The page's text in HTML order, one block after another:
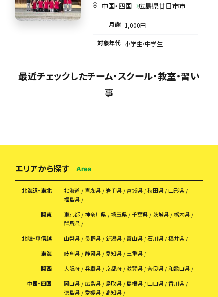
中国・四国 広島県廿日市市
月謝 1,000円
対象年代 小学生・中学生
最近チェックしたチーム・スクール・教室・習い
事
エリアから探す Area
北海道・東北 北海道 青森県 岩手県 宮城県 秋田県
山形県
福島県
関東
東京都 神奈川県 埼玉県 千葉県 茨城県
栃木県
群馬県
北陸・甲信越
山梨県 長野県 新潟県 富山県 石川県
福井県
東海
岐阜県 静岡県 愛知県
三重県
関西
大阪府 兵庫県 京都府 滋賀県 奈良県
和歌山県
中国・四国
岡山県 広島県 鳥取県 島根県 山口県
香川県
徳島県
愛媛県
高知県